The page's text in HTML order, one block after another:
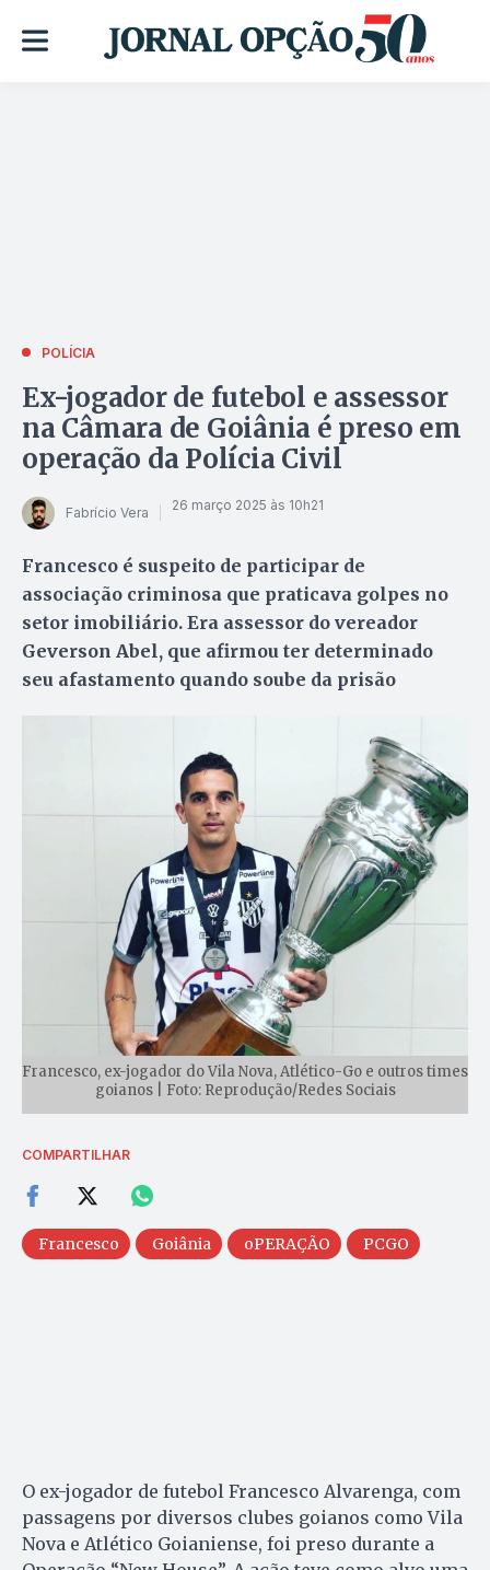
POLÍCIA
Ex-jogador de futebol e assessor
na Câmara de Goiânia é preso em
operação da Polícia Civil
Fabrício Vera 26 março 2025 às 10h21
Francesco é suspeito de participar de
associação criminosa que praticava golpes no
setor imobiliário. Era assessor do vereador
Geverson Abel, que afirmou ter determinado
seu afastamento quando soube da prisão
Francesco, ex-jogador do Vila Nova, Atlético-Go e outros times
goianos | Foto: Reprodução/Redes Sociais
COMPARTILHAR
Francesco Goiânia oPERAÇÃO PCGO
O ex-jogador de futebol Francesco Alvarenga, com
passagens por diversos clubes goianos como Vila
Nova e Atlético Goianiense, foi preso durante a